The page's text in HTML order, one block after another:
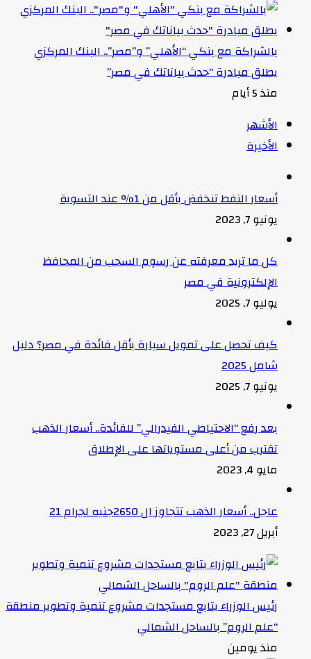
بالشراكة مع بنكي “الأهلي” و”مصر”.. البنك المركزي
يطلق مبادرة “حدث بياناتك في مصر”
منذ 5 أيام
الأشهر
الأخيرة
أسعار النفط تنخفض بأقل من 1% عند التسوية
يونيو 7, 2023
كل ما تريد معرفته عن رسوم السحب من المحافظ
الإلكترونية في مصر
يوليو 7, 2025
كيف تحصل على تمويل سيارة بأقل فائدة في مصر؟ دليل
شامل 2025
يونيو 7, 2025
بعد رفع “الاحتياطي الفيدرالي” للفائدة.. أسعار الذهب
تقترب من أعلى مستوياتها على الإطلاق
مايو 4, 2023
عاجل.. أسعار الذهب تتجاوز ال 2650جنيه لجرام 21
أبريل 27, 2023
رئيس الوزراء يتابع مستجدات مشروع تنمية وتطوير منطقة
“علم الروم” بالساحل الشمالي
منذ يومين